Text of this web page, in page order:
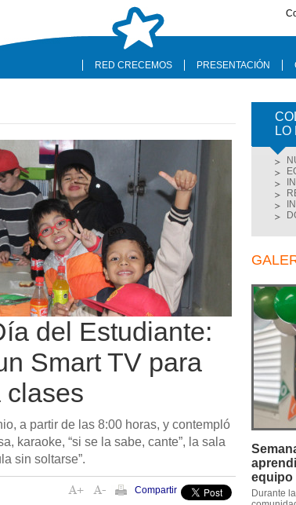
RED CRECEMOS PRESENTACIÓN
del Estudiante:
Smart TV para
clases
a partir de las 8:00 horas, y contempló
karaoke, “si se la sabe, cante”, la sala
sin soltarse”.
Compartir
LO
equipo
Durante